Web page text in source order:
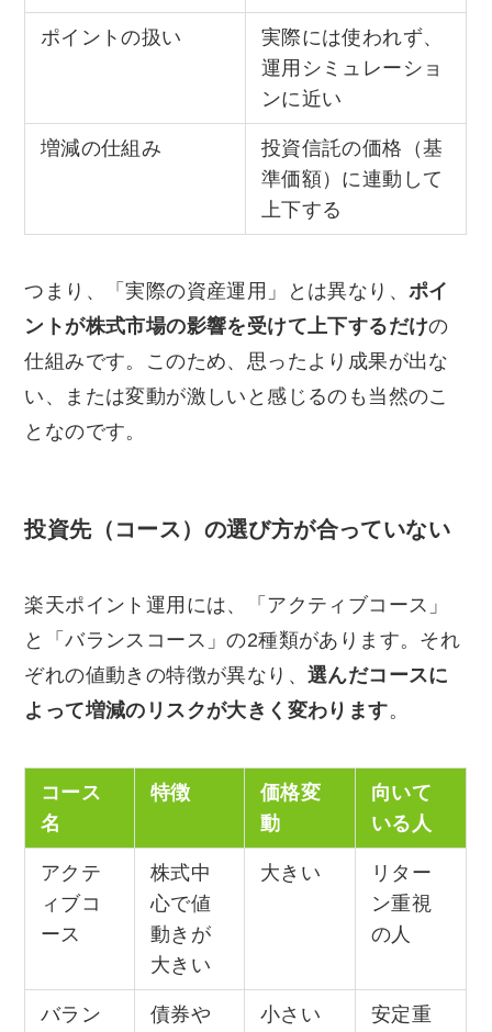
ポイントの扱い
実際には使われず、
運用シミュレーショ
ンに近い
増減の仕組み
投資信託の価格（基
準価額）に連動して
上下する
つまり、「実際の資産運用」とは異なり、ポイ
ントが株式市場の影響を受けて上下するだけの
仕組みです。このため、思ったより成果が出な
い、または変動が激しいと感じるのも当然のこ
となのです。
投資先（コース）の選び方が合っていない
楽天ポイント運用には、「アクティブコース」
と「バランスコース」の2種類があります。それ
ぞれの値動きの特徴が異なり、選んだコースに
よって増減のリスクが大きく変わります。
コース
名
特徴
価格変
動
向いて
いる人
アクテ
ィブコ
ース
株式中
心で値
動きが
大きい
大きい
リター
ン重視
の人
バラン
債券や
小さい
安定重